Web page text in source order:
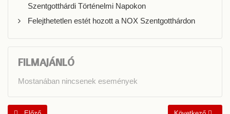
Szentgotthárdi Történelmi Napokon
Felejthetetlen estét hozott a NOX Szentgotthárdon
FILMAJÁNLÓ
Mostanában nincsenek események